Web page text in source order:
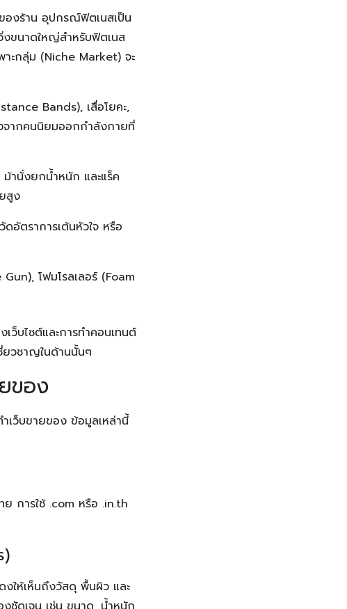
องร้าน อุปกรณ์ฟิตเนสเป็น
ขนาดใหญ่สำหรับฟิตเนส
ะกลุ่ม (Niche Market) จะ
Bands), เสื่อโยคะ,
จากคนนิยมออกกำลังกายที่
ม้านั่งยกน้ำหนัก และแร็ค
สูง
อัตราการเต้นหัวใจ หรือ
โฟมโรลเลอร์ (Foam
เว็บไซต์และการทำคอนเทนต์
ยวชาญในด้านนั้นๆ
ของ
เว็บขายของ ข้อมูลเหล่านี้
ย การใช้ .com หรือ .in.th
ให้เห็นถึงวัสดุ พื้นผิว และ